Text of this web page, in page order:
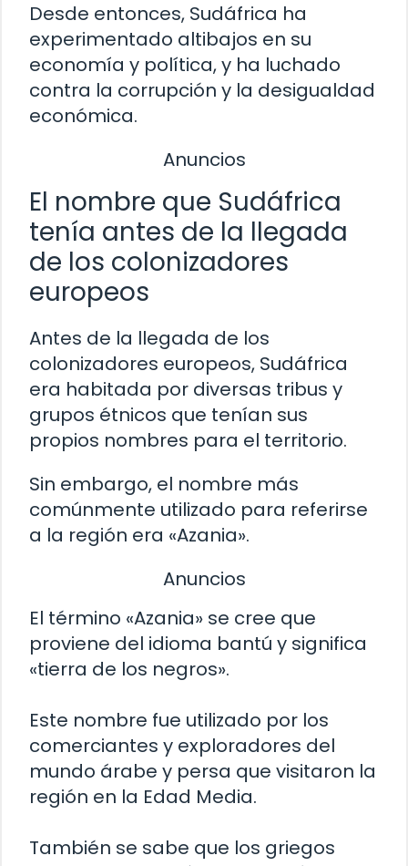
Desde entonces, Sudáfrica ha
experimentado altibajos en su
economía y política, y ha luchado
contra la corrupción y la desigualdad
económica.
Anuncios
El nombre que Sudáfrica
tenía antes de la llegada
de los colonizadores
europeos
Antes de la llegada de los
colonizadores europeos, Sudáfrica
era habitada por diversas tribus y
grupos étnicos que tenían sus
propios nombres para el territorio.
Sin embargo, el nombre más
comúnmente utilizado para referirse
a la región era «Azania».
Anuncios
El término «Azania» se cree que
proviene del idioma bantú y significa
«tierra de los negros».
Este nombre fue utilizado por los
comerciantes y exploradores del
mundo árabe y persa que visitaron la
región en la Edad Media.
También se sabe que los griegos